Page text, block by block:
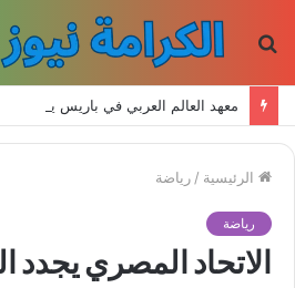
الرئيسية / رياضة
رياضة
الاتحاد المصري